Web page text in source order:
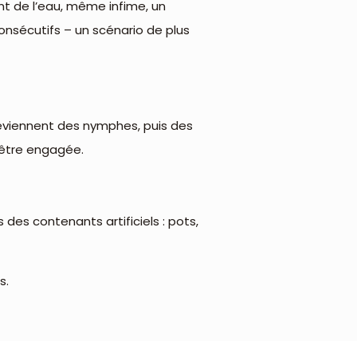
de l’eau, même infime, un
– un scénario de plus
des nymphes, puis des
engagée.
des contenants artificiels : pots,